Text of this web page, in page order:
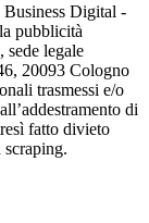
Digital -
pubblicità
legale
20093 Cologno
trasmessi e/o
di
fatto divieto
scraping.